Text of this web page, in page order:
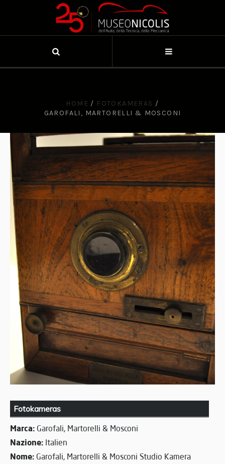
HOME / FOTOKAMERAS /
GAROFALI, MARTORELLI & MOSCONI
Fotokameras
Marca: Garofali, Martorelli & Mosconi
Nazione: Italien
Nome: Garofali, Martorelli & Mosconi Studio Kamera